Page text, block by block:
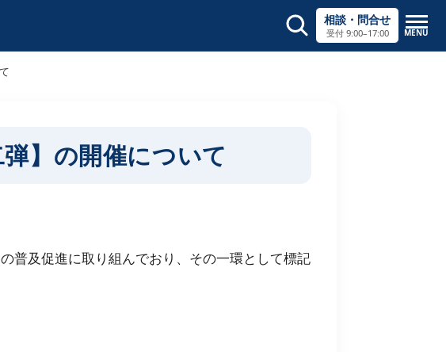
相談・問合せ
受付 9:00–17:00 MENU
】の開催について
普及促進に取り組んでおり、その一環として標記